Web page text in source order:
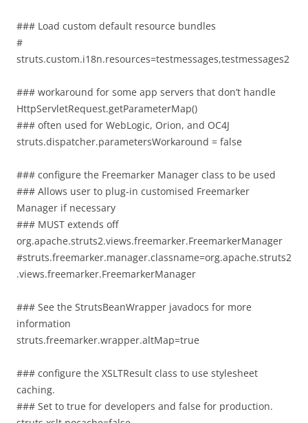
### Load custom default resource bundles
#
struts.custom.i18n.resources=testmessages,testmessages2
### workaround for some app servers that don’t handle
HttpServletRequest.getParameterMap()
### often used for WebLogic, Orion, and OC4J
struts.dispatcher.parametersWorkaround = false
### configure the Freemarker Manager class to be used
### Allows user to plug-in customised Freemarker
Manager if necessary
### MUST extends off
org.apache.struts2.views.freemarker.FreemarkerManager
#struts.freemarker.manager.classname=org.apache.struts2
.views.freemarker.FreemarkerManager
### See the StrutsBeanWrapper javadocs for more
information
struts.freemarker.wrapper.altMap=true
### configure the XSLTResult class to use stylesheet
caching.
### Set to true for developers and false for production.